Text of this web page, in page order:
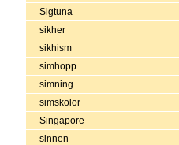
Sigtuna
sikher
sikhism
simhopp
simning
simskolor
Singapore
sinnen